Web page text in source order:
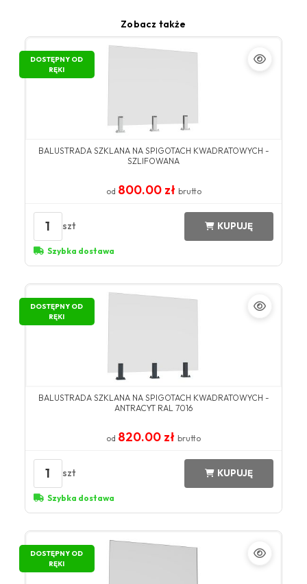
Zobacz także
DOSTĘPNY OD
RĘKI
BALUSTRADA SZKLANA NA SPIGOTACH KWADRATOWYCH -
SZLIFOWANA
od 800.00 zł brutto
1 szt KUPUJĘ
Szybka dostawa
DOSTĘPNY OD
RĘKI
BALUSTRADA SZKLANA NA SPIGOTACH KWADRATOWYCH -
ANTRACYT RAL 7016
od 820.00 zł brutto
1 szt KUPUJĘ
Szybka dostawa
DOSTĘPNY OD
RĘKI